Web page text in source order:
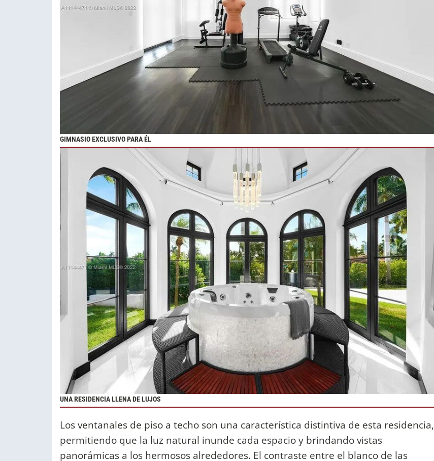
GIMNASIO EXCLUSIVO PARA ÉL
UNA RESIDENCIA LLENA DE LUJOS
Los ventanales de piso a techo son una característica distintiva de esta residencia,
permitiendo que la luz natural inunde cada espacio y brindando vistas
panorámicas a los hermosos alrededores. El contraste entre el blanco de las